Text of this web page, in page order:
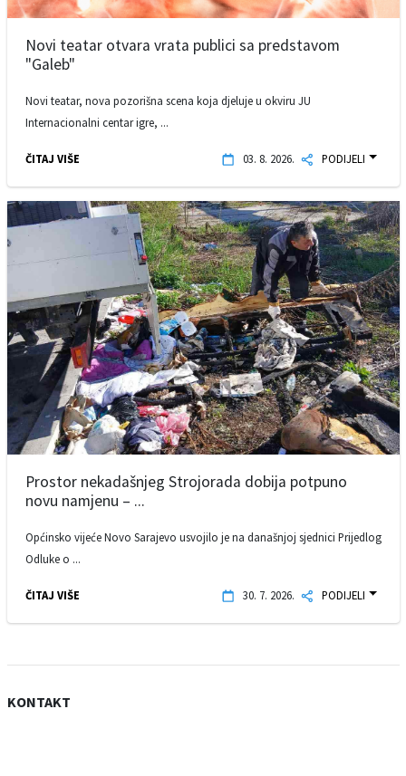
Novi teatar otvara vrata publici sa predstavom
"Galeb"
Novi teatar, nova pozorišna scena koja djeluje u okviru JU
Internacionalni centar igre, ...
ČITAJ VIŠE 03. 8. 2026. PODIJELI
Prostor nekadašnjeg Strojorada dobija potpuno
novu namjenu – ...
Općinsko vijeće Novo Sarajevo usvojilo je na današnjoj sjednici Prijedlog
Odluke o ...
ČITAJ VIŠE 30. 7. 2026. PODIJELI
KONTAKT